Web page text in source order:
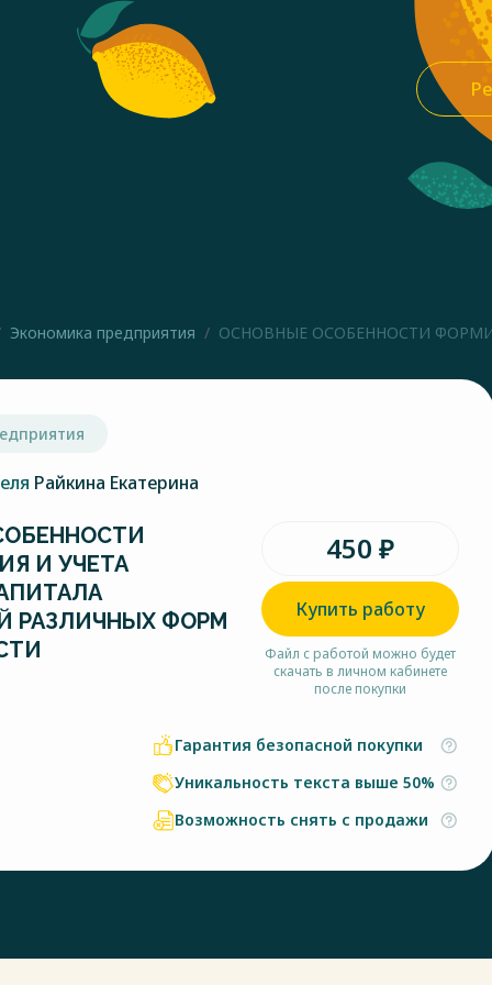
Экономика предприятия ОСНОВНЫЕ ОСОБЕННОСТИ
Райкина Екатерина
И УЧЕТА
РАЗЛИЧНЫХ ФОРМ
450 ₽
Купить работу
Файл с работой можно будет
скачать в личном кабинете
после покупки
Гарантия безопасной покупки
Уникальность текста выше 50%
Возможность снять с продажи